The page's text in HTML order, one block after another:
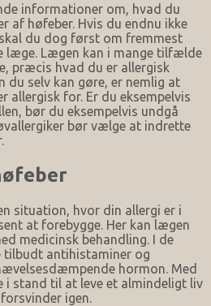
informationer om, hvad du
af høfeber. Hvis du endnu ikke
du dog først om fremmest
læge. Lægen kan i mange tilfælde
præcis hvad du er allergisk
du selv kan gøre, er nemlig at
allergisk for. Er du eksempelvis
bør du eksempelvis undgå
bør vælge at indrette
situation, hvor din allergi er i
at forebygge. Her kan lægen
medicinsk behandling. I de
antihistaminer og
hormon. Med
i stand til at leve et almindeligt liv
igen.